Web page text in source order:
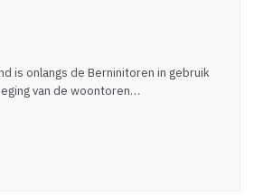
is onlangs de Berninitoren in gebruik
van de woontoren…